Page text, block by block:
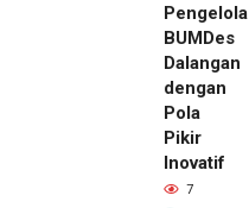
Pengelola
BUMDes
Dalangan
dengan
Pola
Pikir
Inovatif
7
1 hari lalu
Pemilik